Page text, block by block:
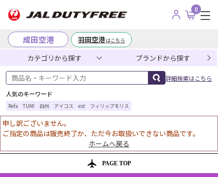
0
成田空港 羽田空港はこちら
カテゴリから探す ブランドから探す
商品名・キーワード入力
詳細検索はこちら
人気のキーワード
Refa TUMI 白州 アイコス est フィリップモリス
申し訳ございません。
ご指定の商品は販売終了か、ただ今お取扱いできない商品です。
ホームへ戻る
PAGE TOP